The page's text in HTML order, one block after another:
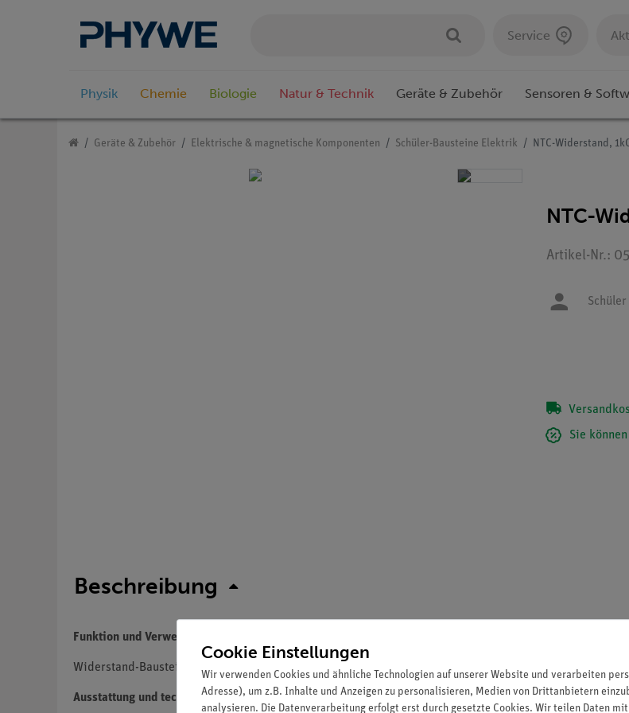
Service
Physik Chemie Biologie Natur & Technik Geräte & Zubehör Sensoren &
Geräte & Zubehör Elektrische & magnetische Komponenten Schüler-Bausteine Elektrik NTC-Widerstand,
NTC-
Artikel-Nr.:
Schüler
Sie
Beschreibung
Funktion und Verwendung
Widerstand-Baustein (NTC) zum Aufbau von Schaltbildern durch die Schüler.
Ausstattung und technische Daten
Cookie Einstellungen
Wir verwenden Cookies und ähnliche Technologien auf unserer Website und verarbeiten
Adresse), um z.B. Inhalte und Anzeigen zu personalisieren, Medien von Drittanbietern
analysieren. Die Datenverarbeitung erfolgt erst durch gesetzte Cookies. Wir teilen Daten